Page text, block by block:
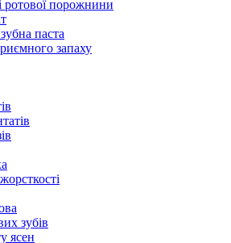
ротової порожнини
паста
запаху
зубів
ясен